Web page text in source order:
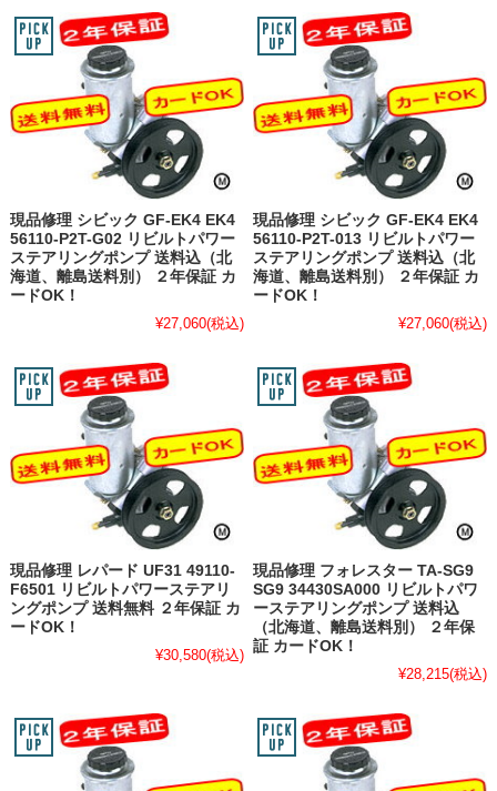
現品修理 シビック GF-EK4 EK4
56110-P2T-G02 リビルトパワー
ステアリングポンプ 送料込（北
海道、離島送料別） ２年保証 カ
ードOK！
¥27,060(税込)
現品修理 シビック GF-EK4 EK4
56110-P2T-013 リビルトパワー
ステアリングポンプ 送料込（北
海道、離島送料別） ２年保証 カ
ードOK！
¥27,060(税込)
現品修理 レパード UF31 49110-
F6501 リビルトパワーステアリ
ングポンプ 送料無料 ２年保証 カ
ードOK！
¥30,580(税込)
現品修理 フォレスター TA-SG9
SG9 34430SA000 リビルトパワ
ーステアリングポンプ 送料込
（北海道、離島送料別） ２年保
証 カードOK！
¥28,215(税込)